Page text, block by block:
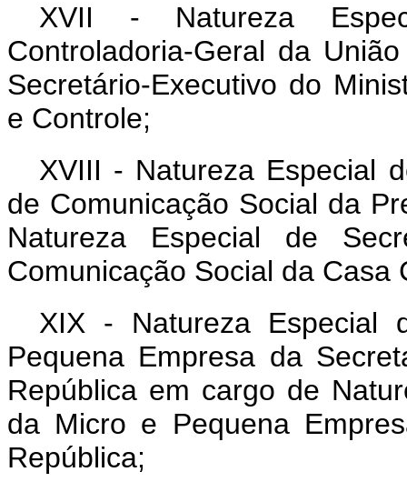
XVII - Natureza
Controladoria-Geral da
Secretário-Executivo do
e Controle;
XVIII - Natureza Especial
de Comunicação Social da
Natureza Especial de
Comunicação Social da Casa
XIX - Natureza Especial
Pequena Empresa da
República em cargo de
da Micro e Pequena
República;